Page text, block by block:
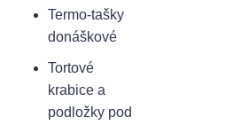
Termo-tašky
donáškové
Tortové
krabice a
podložky pod